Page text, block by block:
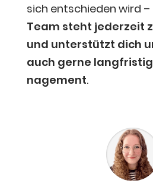
sich ent­schie­den wird –
Team steht jeder­zeit
und unter­stützt dich
auch ger­ne
nage­ment.